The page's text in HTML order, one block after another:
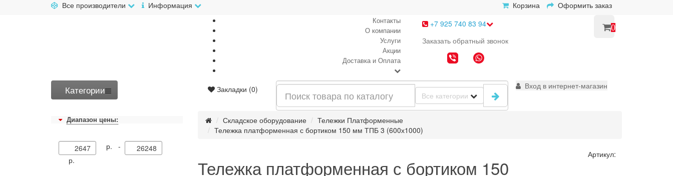
Корзина Оформить заказ
Все производители Информация
Контакты
О компании
Услуги
Акции
Доставка и Оплата
+7 925 740 83 94
Заказать обратный звонок
0
Категории Закладки (0)
Все категории
Вход в интернет-магазин
Диапазон цены:
р. -
р.
Складское оборудование
Тележки Платформенные
Тележка платформенная с бортиком 150 мм ТПБ 3 (600х1000)
Тележка платформенная с бортиком 150
Артикул: